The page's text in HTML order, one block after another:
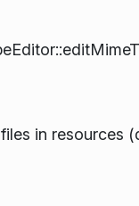
in resources